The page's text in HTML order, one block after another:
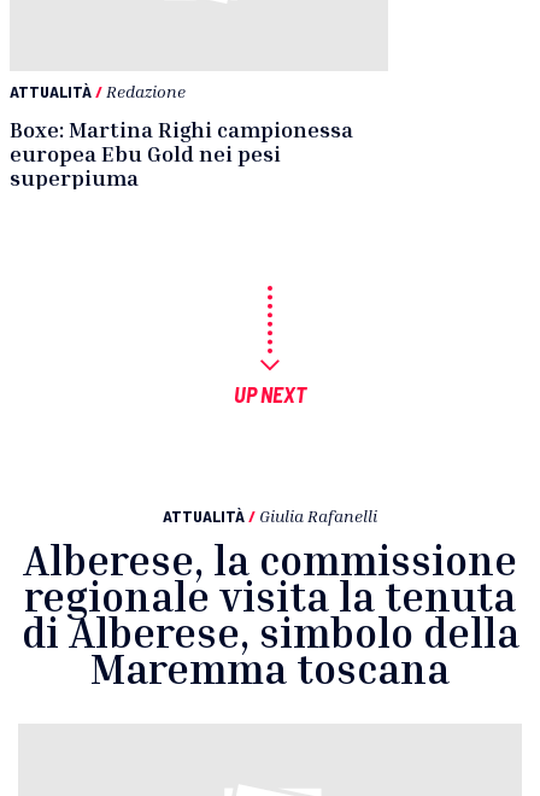
ATTUALITÀ/ Redazione
Boxe: Martina Righi campionessa
europea Ebu Gold nei pesi
superpiuma
UP NEXT
ATTUALITÀ/ Giulia Rafanelli
Alberese, la commissione
regionale visita la tenuta
di Alberese, simbolo della
Maremma toscana